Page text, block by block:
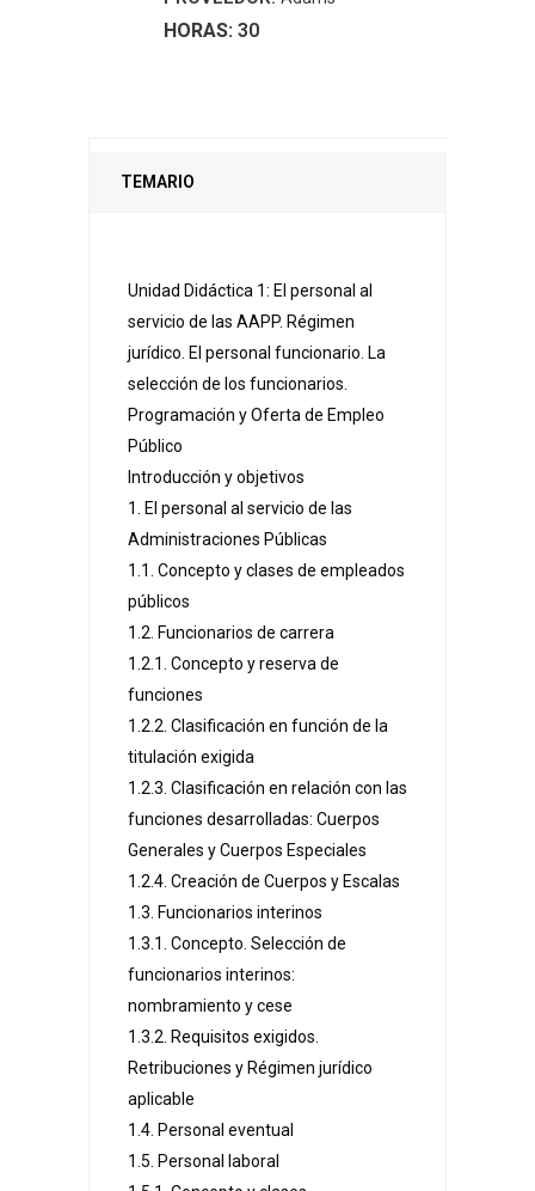
HORAS: 30
TEMARIO
Unidad Didáctica 1: El personal al
servicio de las AAPP. Régimen
jurídico. El personal funcionario. La
selección de los funcionarios.
Programación y Oferta de Empleo
Público
Introducción y objetivos
1. El personal al servicio de las
Administraciones Públicas
1.1. Concepto y clases de empleados
públicos
1.2. Funcionarios de carrera
1.2.1. Concepto y reserva de
funciones
1.2.2. Clasificación en función de la
titulación exigida
1.2.3. Clasificación en relación con las
funciones desarrolladas: Cuerpos
Generales y Cuerpos Especiales
1.2.4. Creación de Cuerpos y Escalas
1.3. Funcionarios interinos
1.3.1. Concepto. Selección de
funcionarios interinos:
nombramiento y cese
1.3.2. Requisitos exigidos.
Retribuciones y Régimen jurídico
aplicable
1.4. Personal eventual
1.5. Personal laboral